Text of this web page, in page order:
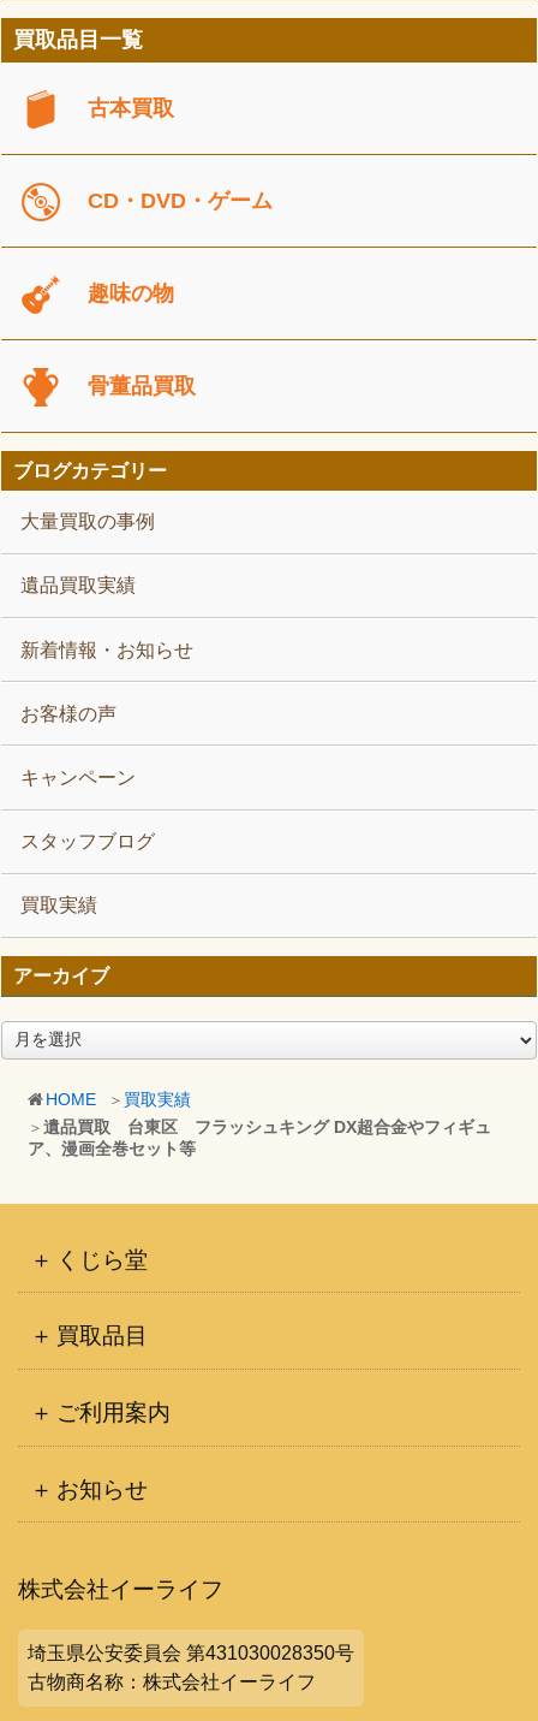
HOME
買取実績
遺品買取 台東区 フラッシュキング DX超合金やフィギュ
ア、漫画全巻セット等
買取品目一覧
古本買取
CD・DVD・ゲーム
趣味の物
骨董品買取
ブログカテゴリー
大量買取の事例
遺品買取実績
新着情報・お知らせ
お客様の声
キャンペーン
スタッフブログ
買取実績
アーカイブ
ア
ー
くじら堂
買取品目
ご利用案内
お知らせ
株式会社イーライフ
埼玉県公安委員会 第431030028350号
古物商名称：株式会社イーライフ